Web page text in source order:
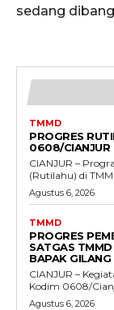
sedang
TMMD
PROGRES
0608/CIANJUR
CIANJUR –
(Rutilahu) di
Agustus 6, 2026
TMMD
PROGRES
SATGAS
BAPAK GILANG
CIANJUR –
Kodim 0608/
Agustus 6, 2026